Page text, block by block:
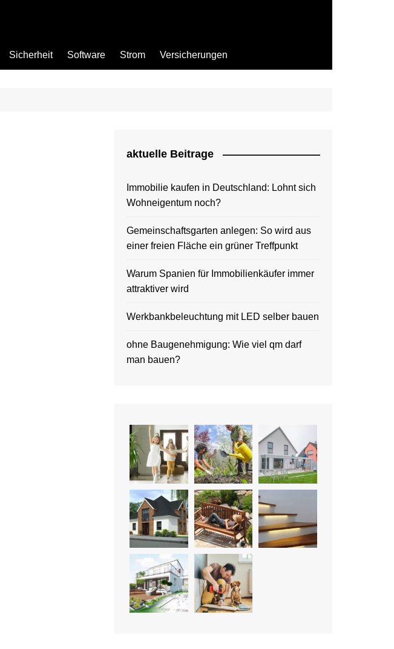
Sicherheit Software Strom Versicherungen
aktuelle Beitrage
Immobilie kaufen in Deutschland: Lohnt sich
Wohneigentum noch?
Gemeinschaftsgarten anlegen: So wird aus
einer freien Fläche ein grüner Treffpunkt
Warum Spanien für Immobilienkäufer immer
attraktiver wird
Werkbankbeleuchtung mit LED selber bauen
ohne Baugenehmigung: Wie viel qm darf
man bauen?